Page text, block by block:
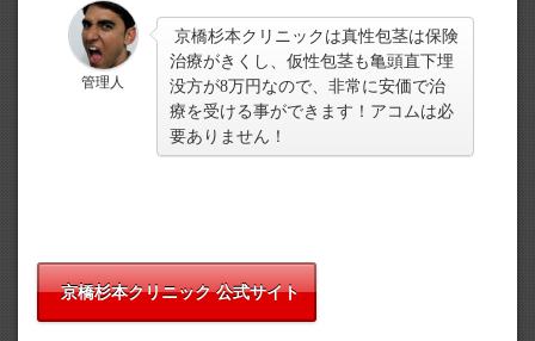
管理人
京橋杉本クリニックは真性包茎は保険
治療がきくし、仮性包茎も亀頭直下埋
没方が8万円なので、非常に安価で治
療を受ける事ができます！アコムは必
要ありません！
京橋杉本クリニック 公式サイト